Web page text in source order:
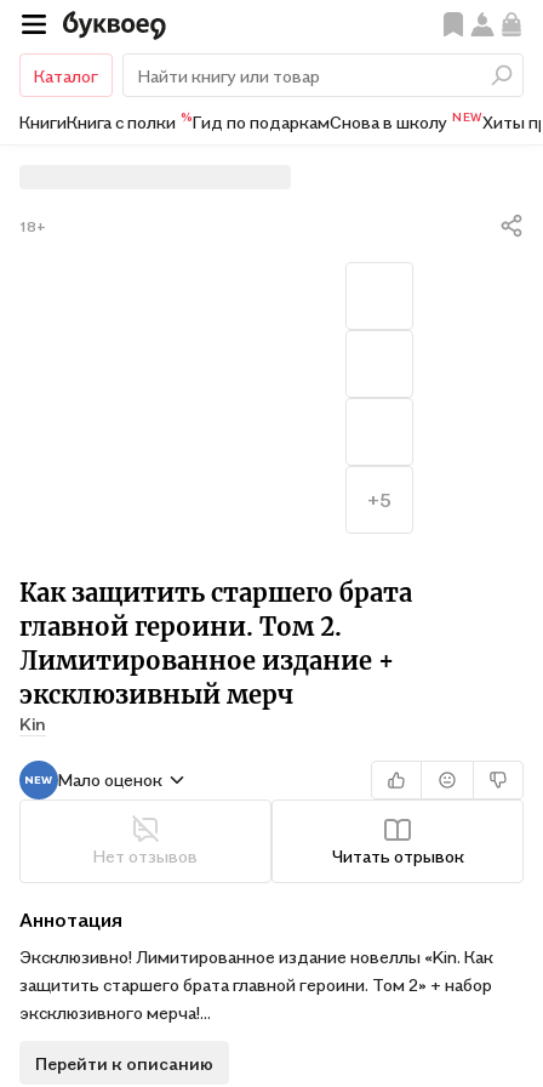
Каталог
КнигиКнига с полки %Гид по подаркамСнова в школу NEWХиты
Как защитить старшего брата
главной героини. Том 2.
Лимитированное издание +
эксклюзивный мерч
Kin
18+
Мало оценок
Нет отзывов Читать отрывок
+5
Аннотация
Эксклюзивно! Лимитированное издание новеллы «Kin. Как
защитить старшего брата главной героини. Том 2» + набор
эксклюзивного мерча!
Второй том популярной корейской новеллы «Как защитить
Перейти к описанию